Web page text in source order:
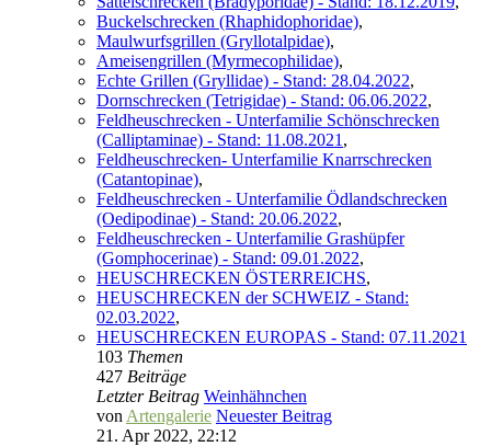
Buckelschrecken (Rhaphidophoridae),
Maulwurfsgrillen (Gryllotalpidae),
Ameisengrillen (Myrmecophilidae),
Echte Grillen (Gryllidae) - Stand: 28.04.2022,
Dornschrecken (Tetrigidae) - Stand: 06.06.2022,
Feldheuschrecken - Unterfamilie Schönschrecken
(Calliptaminae) - Stand: 11.08.2021 ,
Feldheuschrecken- Unterfamilie Knarrschrecken
(Catantopinae),
Feldheuschrecken - Unterfamilie Ödlandschrecken
(Oedipodinae) - Stand: 20.06.2022,
Feldheuschrecken - Unterfamilie Grashüpfer
(Gomphocerinae) - Stand: 09.01.2022,
HEUSCHRECKEN ÖSTERREICHS,
HEUSCHRECKEN der SCHWEIZ - Stand:
02.03.2022,
HEUSCHRECKEN EUROPAS - Stand: 07.11.2021
103 Themen
427 Beiträge
Letzter Beitrag Weinhähnchen
von Artengalerie Neuester Beitrag
21. Apr 2022, 22:12